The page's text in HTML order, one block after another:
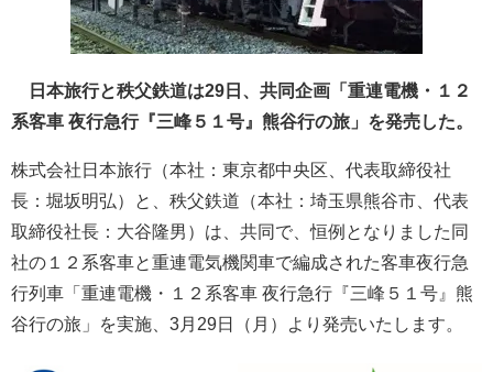
日本旅行と秩父鉄道は29日、共同企画「重連電機・１２
系客車 夜行急行『三峰５１号』熊谷行の旅」を発売した。
株式会社日本旅行（本社：東京都中央区、代表取締役社
長：堀坂明弘）と、秩父鉄道（本社：埼玉県熊谷市、代表
取締役社長：大谷隆男）は、共同で、恒例となりました同
社の１２系客車と重連電気機関車で編成された客車夜行急
行列車「重連電機・１２系客車 夜行急行『三峰５１号』熊
谷行の旅」を実施、3月29日（月）より発売いたします。